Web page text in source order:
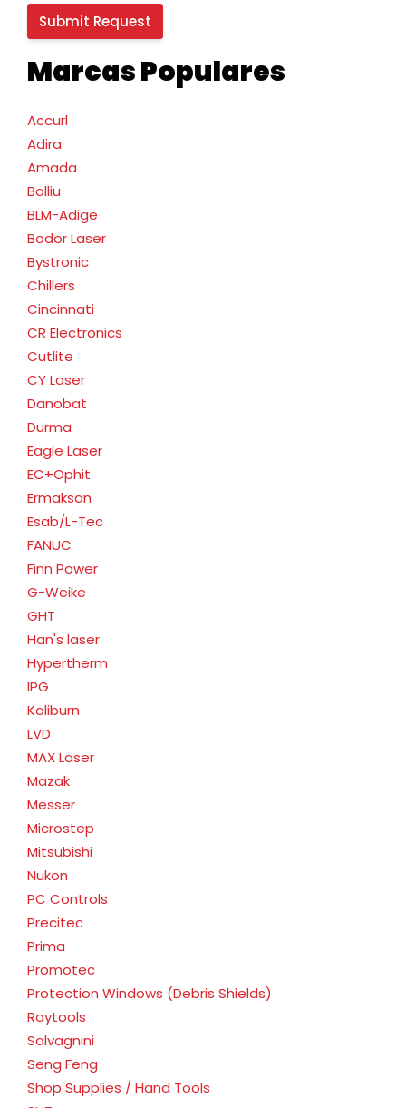
Marcas Populares
Accurl
Adira
Amada
Balliu
BLM-Adige
Bodor Laser
Bystronic
Chillers
Cincinnati
CR Electronics
Cutlite
CY Laser
Danobat
Durma
Eagle Laser
EC+Ophit
Ermaksan
Esab/L-Tec
FANUC
Finn Power
G-Weike
GHT
Han's laser
Hypertherm
IPG
Kaliburn
LVD
MAX Laser
Mazak
Messer
Microstep
Mitsubishi
Nukon
PC Controls
Precitec
Prima
Promotec
Protection Windows (Debris Shields)
Raytools
Salvagnini
Seng Feng
Shop Supplies / Hand Tools